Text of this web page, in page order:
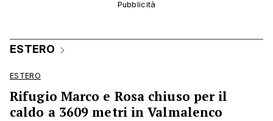
ESTERO
ESTERO
Rifugio Marco e Rosa chiuso per il
caldo a 3609 metri in Valmalenco